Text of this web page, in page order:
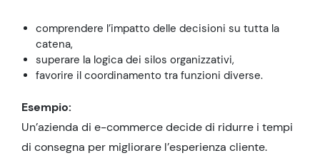
comprendere l’impatto delle decisioni su tutta la
catena,
superare la logica dei silos organizzativi,
favorire il coordinamento tra funzioni diverse.
Esempio:
Un’azienda di e-commerce decide di ridurre i tempi
di consegna per migliorare l’esperienza cliente.